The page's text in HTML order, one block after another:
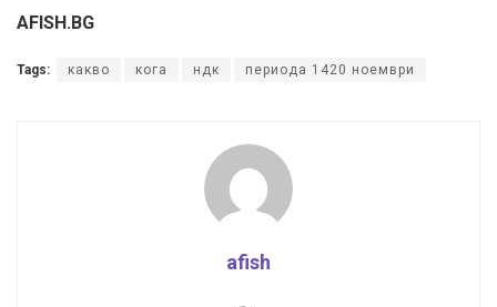
AFISH.BG
Tags: какво кога ндк периода 1420 ноември
afish